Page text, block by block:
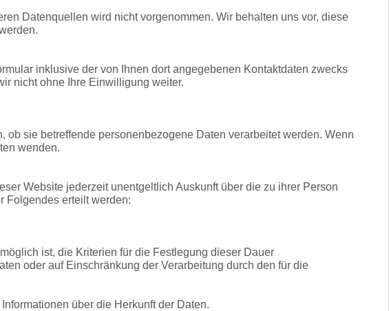
Datenquellen wird nicht vorgenommen. Wir behalten uns vor, diese
inklusive der von Ihnen dort angegebenen Kontaktdaten zwecks
nicht ohne Ihre Einwilligung weiter.
sie betreffende personenbezogene Daten verarbeitet werden. Wenn
wenden.
Website jederzeit unentgeltlich Auskunft über die zu ihrer Person
Folgendes erteilt werden:
ist, die Kriterien für die Festlegung dieser Dauer
oder auf Einschränkung der Verarbeitung durch den für die
über die Herkunft der Daten.